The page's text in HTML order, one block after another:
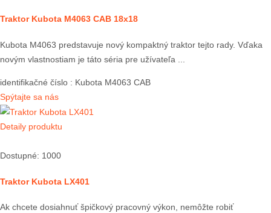
Traktor Kubota M4063 CAB 18x18
Kubota M4063 predstavuje nový kompaktný traktor tejto rady. Vďaka
novým vlastnostiam je táto séria pre užívateľa ...
identifikačné číslo : Kubota M4063 CAB
Spýtajte sa nás
Detaily produktu
Dostupné: 1000
Traktor Kubota LX401
Ak chcete dosiahnuť špičkový pracovný výkon, nemôžte robiť